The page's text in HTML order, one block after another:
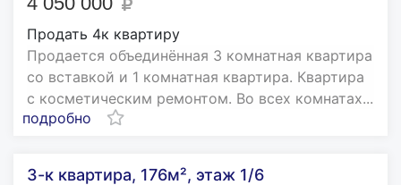
Продать 4к квартиру
Продается объединённая 3 комнатная квартира
со вставкой и 1 комнатная квартира. Квартира
с косметическим ремонтом. Во всех комнатах...
подробно
3-к квартира, 176м², этаж 1/6